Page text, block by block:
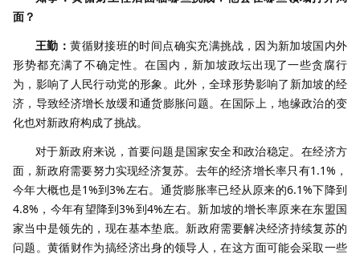
面？
王勤：黄循财接班的时间点确实充满挑战，因为新加坡国内外
形势都充满了不确定性。在国内，新加坡政坛出现了一些贪腐行
为，影响了人民行动党的形象。此外，全球形势影响了新加坡的经
济，导致经济增长放缓和通货膨胀问题。在国际上，地缘政治的变
化也对新政府构成了挑战。
对于新政府来说，首要问题是国家安全和政治稳定。在经济方
面，新政府需要努力实现经济复苏。去年的经济增长率只有1.1%，
今年大概也是1%到3%左右。通货膨胀率已经从原来的6.1%下降到
4.8%，今年有望降到3%到4%左右。新加坡的增长率原来在东盟国
家当中是领先的，现在基本垫底。新政府需要解决经济持续复苏的
问题。黄循财作为搞经济出身的领导人，在这方面可能会采取一些